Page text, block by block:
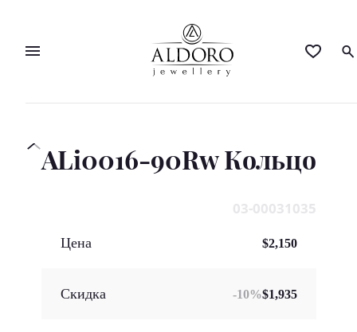
ALi0016-90Rw Кольцo
03-00031035
Цена $2,150
Скидка -10%$1,935